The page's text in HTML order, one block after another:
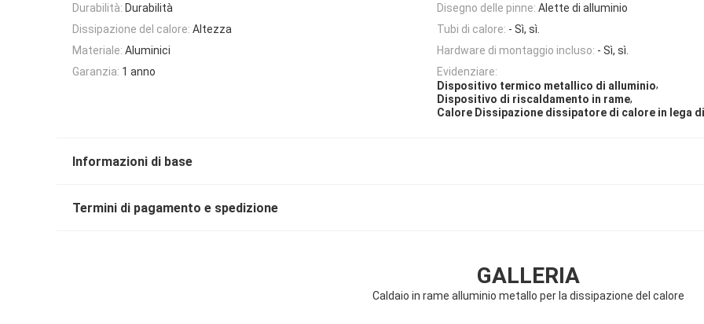
Durabilità: Durabilità Disegno delle pinne: Alette di alluminio
Dissipazione del calore: Altezza Tubi di calore: - Sì, sì.
Materiale: Aluminici Hardware di montaggio incluso: - Sì, sì.
Garanzia: 1 anno
Evidenziare:
Dispositivo termico metallico di alluminio,
Dispositivo di riscaldamento in rame,
Calore Dissipazione dissipatore di calore in lega
Informazioni di base
Termini di pagamento e spedizione
GALLERIA
Caldaio in rame alluminio metallo per la dissipazione del calore